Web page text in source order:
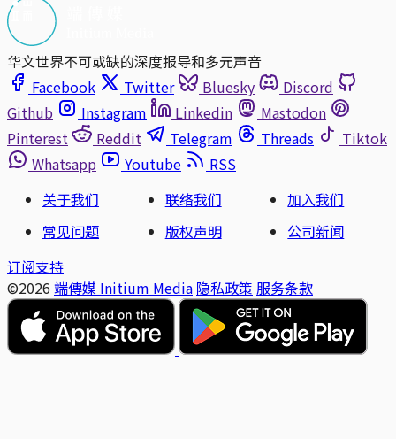
华文世界不可或缺的深度报导和多元声音
Facebook
Twitter Bluesky
Discord
Github
Instagram Linkedin
Mastodon
Pinterest
Reddit Telegram Threads
Tiktok
Whatsapp
Youtube
RSS
关于我们
联络我们
加入我们
常见问题
版权声明
公司新闻
订阅支持
©2026 端傳媒 Initium Media 隐私政策 服务条款